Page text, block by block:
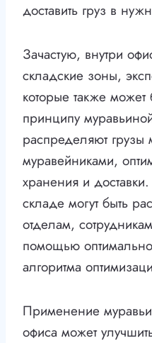
доставить груз в
Зачастую, внутри
складские зоны,
которые также
принципу
распределяют
муравейниками,
хранения и
складе могут быть
отделам,
помощью
алгоритма
Применение
офиса может